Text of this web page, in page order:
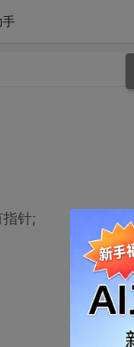
手
针;